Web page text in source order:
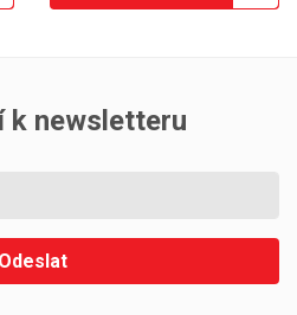
k newsletteru
Odeslat